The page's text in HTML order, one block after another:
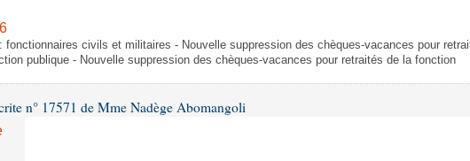
fonctionnaires civils et militaires - Nouvelle suppression des chèques-vacances pour
publique - Nouvelle suppression des chèques-vacances pour retraités de la fonction
n° 17571 de Mme Nadège Abomangoli